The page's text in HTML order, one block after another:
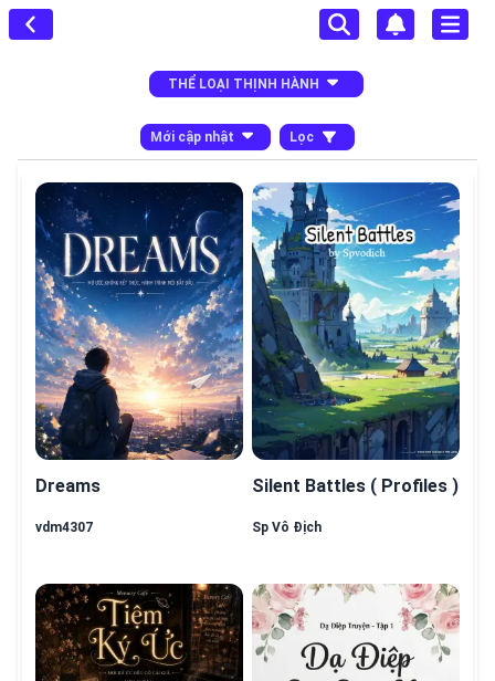
THỂ LOẠI THỊNH HÀNH
Mới cập nhật Lọc
Dreams
vdm4307
Silent Battles ( Profiles )
Sp Vô Địch